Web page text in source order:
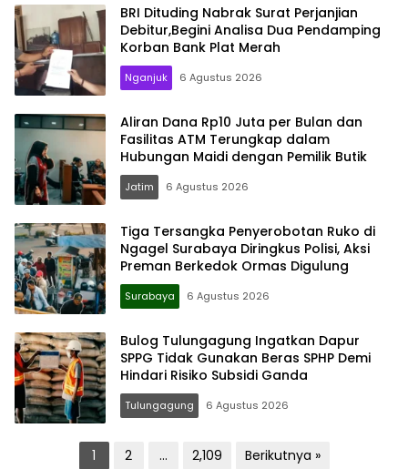
BRI Dituding Nabrak Surat Perjanjian
Debitur,Begini Analisa Dua Pendamping
Korban Bank Plat Merah
Nganjuk 6 Agustus 2026
Aliran Dana Rp10 Juta per Bulan dan
Fasilitas ATM Terungkap dalam
Hubungan Maidi dengan Pemilik Butik
Jatim 6 Agustus 2026
Tiga Tersangka Penyerobotan Ruko di
Ngagel Surabaya Diringkus Polisi, Aksi
Preman Berkedok Ormas Digulung
Surabaya 6 Agustus 2026
Bulog Tulungagung Ingatkan Dapur
SPPG Tidak Gunakan Beras SPHP Demi
Hindari Risiko Subsidi Ganda
Tulungagung 6 Agustus 2026
Paginasi1 2 … 2,109 Berikutnya »